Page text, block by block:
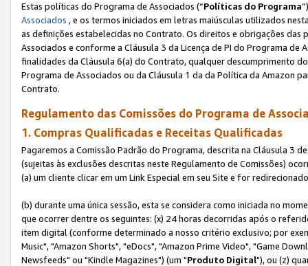
Estas políticas do Programa de Associados (“Políticas do Programa
Associados , e os termos iniciados em letras maiúsculas utilizados
as definições estabelecidas no Contrato. Os direitos e obrigações
Associados e conforme a Cláusula 3 da Licença de PI do Programa
finalidades da Cláusula 6(a) do Contrato, qualquer descumprimento
Programa de Associados ou da Cláusula 1 da da Política da Amazon
Contrato.
Regulamento das Comissões do Programa de
1. Compras Qualificadas e Receitas Qualificadas
Pagaremos a Comissão Padrão do Programa, descrita na Cláusula 3
(sujeitas às exclusões descritas neste Regulamento de Comissões)
(a) um cliente clicar em um Link Especial em seu Site e for
(b) durante uma única sessão, esta se considera como iniciada no
que ocorrer dentre os seguintes: (x) 24 horas decorridas após o
item digital (conforme determinado a nosso critério exclusivo; por
Music", "Amazon Shorts", "eDocs", "Amazon Prime Video", "Game
Newsfeeds" ou "Kindle Magazines") (um "Produto Digital"), ou (z)